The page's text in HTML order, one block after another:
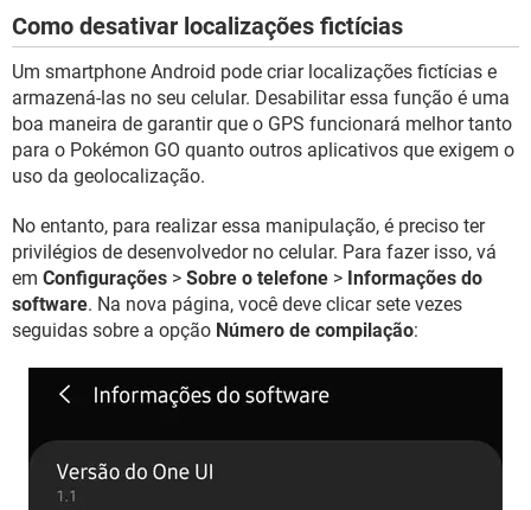
Como desativar localizações fictícias
Um smartphone Android pode criar localizações fictícias e
armazená-las no seu celular. Desabilitar essa função é uma
boa maneira de garantir que o GPS funcionará melhor tanto
para o Pokémon GO quanto outros aplicativos que exigem o
uso da geolocalização.
No entanto, para realizar essa manipulação, é preciso ter
privilégios de desenvolvedor no celular. Para fazer isso, vá
em Configurações > Sobre o telefone > Informações do
software. Na nova página, você deve clicar sete vezes
seguidas sobre a opção Número de compilação: